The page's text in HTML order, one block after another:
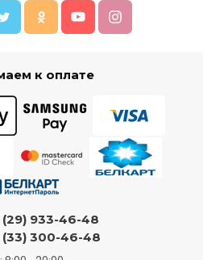
к оплате
(29) 933-46-48
(33) 300-46-48